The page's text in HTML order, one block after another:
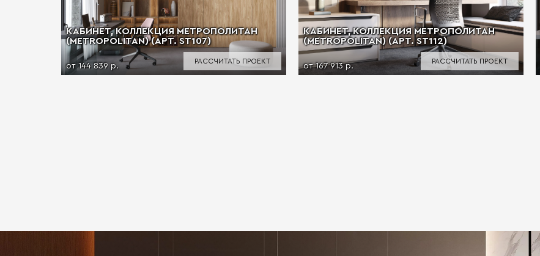
КАБИНЕТ, КОЛЛЕКЦИЯ МЕТРОПОЛИТАН
(METROPOLITAN) (АРТ. ST107)
от 144 839 р.
РАССЧИТАТЬ ПРОЕКТ
КАБИНЕТ, КОЛЛЕКЦИЯ МЕТРОПОЛИТАН
(METROPOLITAN) (АРТ. ST112)
от 167 913 р.
РАССЧИТАТЬ ПРОЕКТ